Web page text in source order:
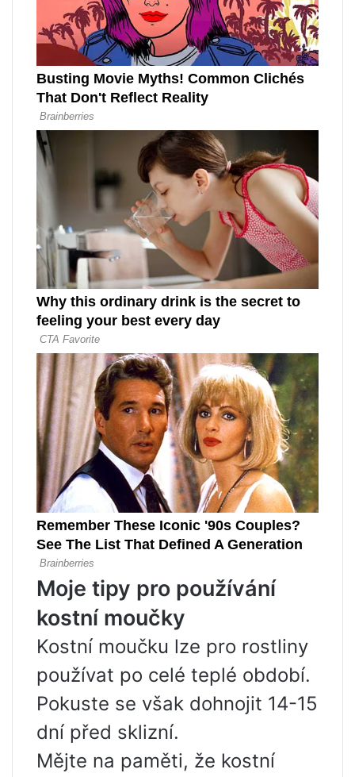
Moje tipy pro používání
kostní moučky
Kostní moučku lze pro rostliny
používat po celé teplé období.
Pokuste se však dohnojit 14-15
dní před sklizní.
Mějte na paměti, že kostní